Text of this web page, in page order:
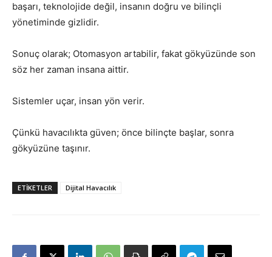
başarı, teknolojide değil, insanın doğru ve bilinçli
yönetiminde gizlidir.
Sonuç olarak; Otomasyon artabilir, fakat gökyüzünde son
söz her zaman insana aittir.
Sistemler uçar, insan yön verir.
Çünkü havacılıkta güven; önce bilinçte başlar, sonra
gökyüzüne taşınır.
ETIKETLER Dijital Havacılık